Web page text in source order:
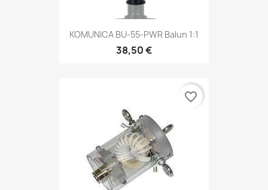
KOMUNICA BU-55-PWR Balun 1:1
38,50 €
favorite_border